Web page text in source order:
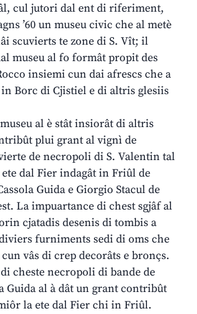
cul jutori dal ent di riferiment,
’60 un museu civic che al metè
scuvierts te zone di S. Vît; il
museu al fo formât propit des
insiemi cun dai afrescs che a
Borc di Cjistiel e di altris glesiis
al è stât insiorât di altris
plui grant al vignì de
de necropoli di S. Valentin tal
dal Fier indagât in Friûl de
Guida e Giorgio Stacul de
La impuartance di chest sgjâf al
cjatadis desenis di tombis a
furniments sedi di oms che
vâs di crep decorâts e bronçs.
cheste necropoli di bande de
Guida al à dât un grant contribût
la ete dal Fier chi in Friûl.